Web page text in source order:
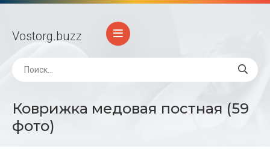
Vostorg.buzz
Коврижка медовая постная (59
фото)